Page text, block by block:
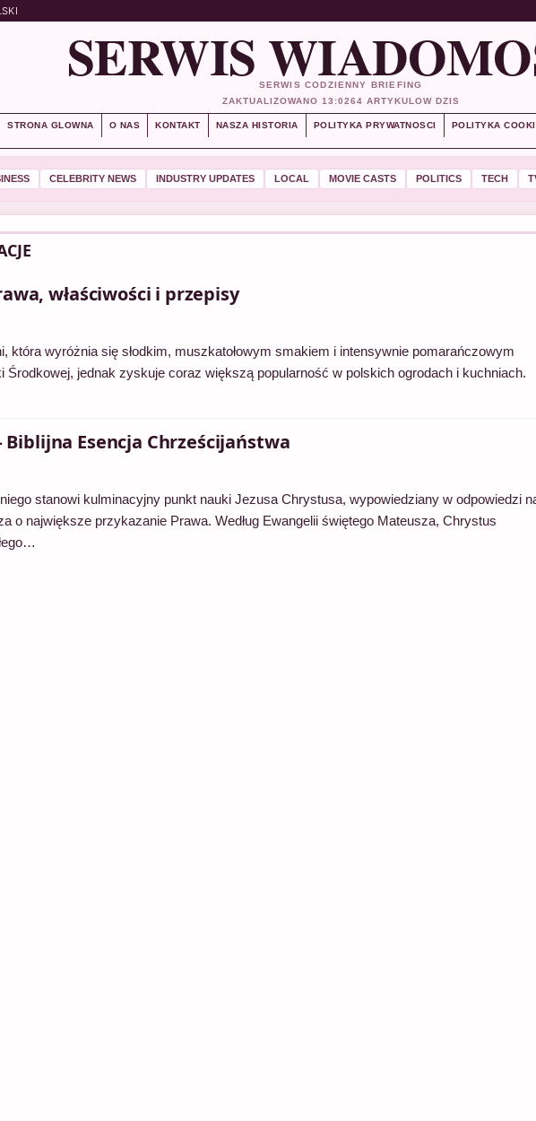
SERWISSERWIS CODZIENNY BRIEFING
ZAKTUALIZOWANO 13:0264 ARTYKULOW DZIS
STRONA GLOWNA O NAS KONTAKT NASZA HISTORIA POLITYKA PRYWATNOSCI POLITYKA
CELEBRITY NEWS INDUSTRY UPDATES LOCAL MOVIE CASTS POLITICS TECH
właściwości i przepisy
która wyróżnia się słodkim, muszkatołowym smakiem i intensywnie pomarańczowym
jednak zyskuje coraz większą popularność w polskich ogrodach i kuchniach.
Biblijna Esencja Chrześcijaństwa
stanowi kulminacyjny punkt nauki Jezusa Chrystusa, wypowiedziany w odpowiedzi
o największe przykazanie Prawa. Według Ewangelii świętego Mateusza, Chrystus